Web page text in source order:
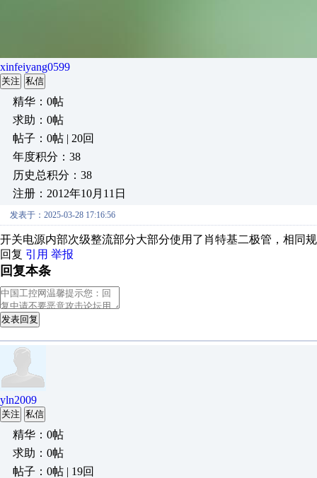
xinfeiyang0599
关注 私信
精华：0帖
求助：0帖
帖子：0帖 | 20回
年度积分：38
历史总积分：38
注册：2012年10月11日
发表于：2025-03-28 17:16:56
开关电源内部次级整流部分大部分使用了肖特基二极管，相同
回复 引用 举报
回复本条
发表回复
yln2009
关注 私信
精华：0帖
求助：0帖
帖子：0帖 | 19回